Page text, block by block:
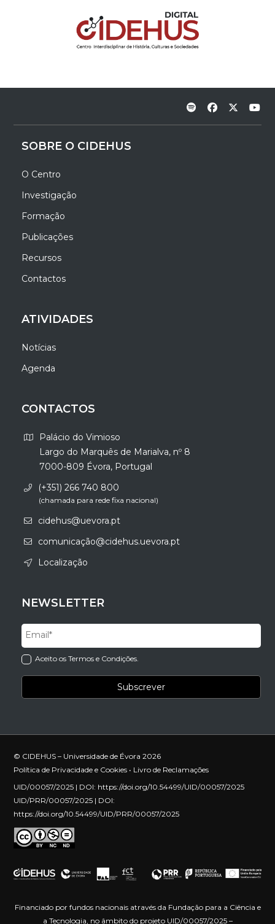
SOBRE O CIDEHUS
O Centro
Investigação
Formação
Publicações
Recursos
Contactos
ATIVIDADES
Notícias
Agenda
CONTACTOS
Palácio do Vimioso
Largo do Marquês de Marialva, nº 8
7000-809 Évora, Portugal
(+351) 266 740 800
(chamada para rede fixa nacional)
cidehus@uevora.pt
comunicação@cidehus.uevora.pt
Localização
NEWSLETTER
Aceito os Termos e Condições.
© CIDEHUS – Universidade de Évora 2026
Política de Privacidade e Cookies • Livro de Reclamações
UID/00057/2025 | DOI: https://doi.org/10.54499/UID/00057/2025
UID/PRR/00057/2025 | DOI:
https://doi.org/10.54499/UID/PRR/00057/2025
Financiado por fundos nacionais através da Fundação para a Ciência e
a Tecnologia, no âmbito do projeto UID/00057/2025 –